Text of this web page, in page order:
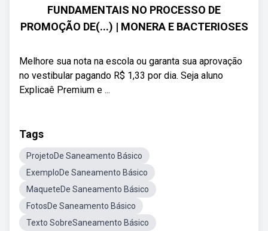
FUNDAMENTAIS NO PROCESSO DE
PROMOÇÃO DE(...) | MONERA E BACTERIOSES
Melhore sua nota na escola ou garanta sua aprovação
no vestibular pagando R$ 1,33 por dia. Seja aluno
Explicaê Premium e ...
Tags
ProjetoDe Saneamento Básico
ExemploDe Saneamento Básico
MaqueteDe Saneamento Básico
FotosDe Saneamento Básico
Texto SobreSaneamento Básico